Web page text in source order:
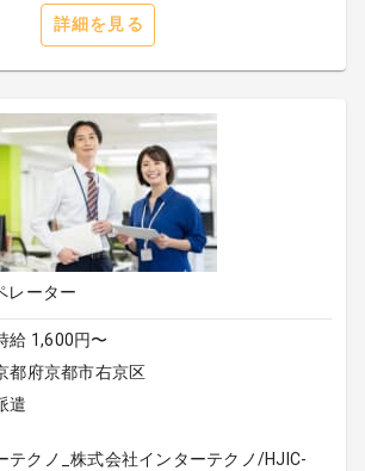
詳細を見る
レーター
給 1,600円〜
都府京都市右京区
遣
テクノ_株式会社インターテクノ/HJIC-